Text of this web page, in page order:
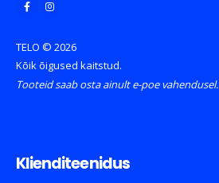
TELO © 2026
Kõik õigused kaitstud.
Tooteid saab osta ainult e-poe vahendusel.
Klienditeenidus